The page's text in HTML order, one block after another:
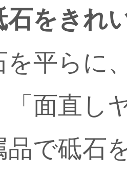
石をきれ
を平らに
「面直し
品で砥石